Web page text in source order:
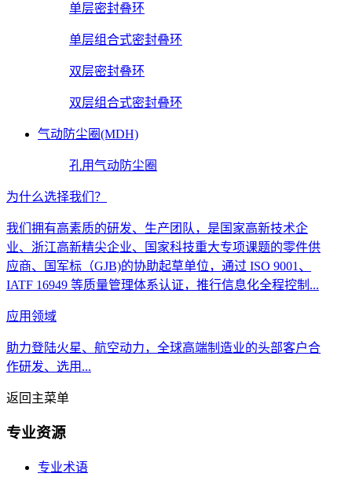
单层密封叠环
单层组合式密封叠环
双层密封叠环
双层组合式密封叠环
气动防尘圈(MDH)
孔用气动防尘圈
为什么选择我们？
我们拥有高素质的研发、生产团队，是国家高新技术企
业、浙江高新精尖企业、国家科技重大专项课题的零件供
应商、国军标（GJB)的协助起草单位，通过 ISO 9001、
IATF 16949 等质量管理体系认证，推行信息化全程控制...
应用领域
助力登陆火星、航空动力，全球高端制造业的头部客户合
作研发、选用...
返回主菜单
专业资源
专业术语